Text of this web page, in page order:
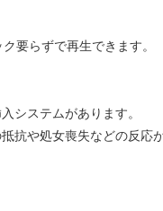
要らずで再生できます。
システムがあります。
抗や処女喪失などの反応が